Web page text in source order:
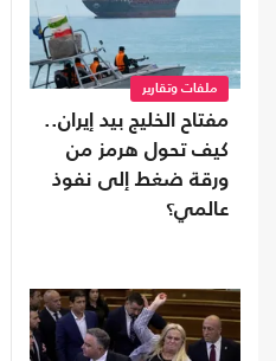
ملفات وتقارير
مفتاح الخليج بيد إيران..
كيف تحول هرمز من
ورقة ضغط إلى نفوذ
عالمي؟